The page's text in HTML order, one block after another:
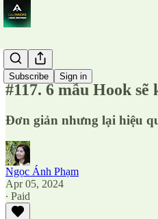
Subscribe Sign in
Kỹ năng
#117. 6 mẫu Hook
Đơn giản nhưng lại hiệu
Ngọc Ánh Phạm
Apr 05, 2024
∙ Paid